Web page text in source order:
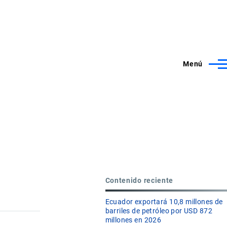
Menú
Contenido reciente
Ecuador exportará 10,8 millones de
barriles de petróleo por USD 872
millones en 2026